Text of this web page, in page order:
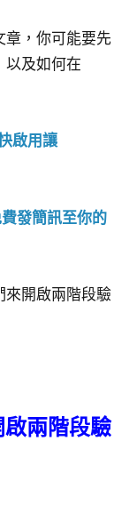
章，你可能要先
以及如何在
啟用讓
發簡訊至你的
來開啟兩階段驗
兩階段驗